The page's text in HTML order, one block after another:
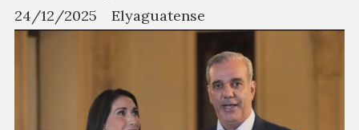
Elyaguatense
24/12/2025